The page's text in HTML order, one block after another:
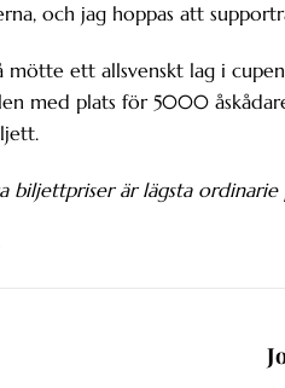
och jag hoppas att
mötte ett allsvenskt lag i
med plats för 5000
biljettpriser är lägsta